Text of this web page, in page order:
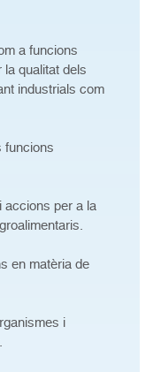
a funcions
qualitat dels
industrials com
funcions
accions per a la
en matèria de
i